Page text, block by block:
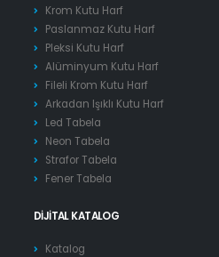
Krom Kutu Harf
Paslanmaz Kutu Harf
Pleksi Kutu Harf
Alüminyum Kutu Harf
Fileli Krom Kutu Harf
Arkadan Işıklı Kutu Harf
Led Tabela
Neon Tabela
Strafor Tabela
Fener Tabela
DIJITAL KATALOG
Katalog